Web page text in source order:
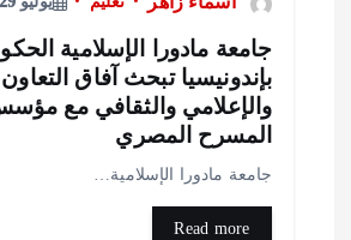
مادورا الإسلامية الحكومية
تبحث آفاق التعاون الأكاديمي
والثقافي مع مؤسس فرقة
المصري
مادورا الإسلامية…